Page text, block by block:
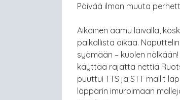
Päivää ilman muuta
Aikainen aamu laivalla,
paikallista aikaa.
syömään – kuolen
käyttää rajatta nettiä
puuttui TTS ja STT mallit
läppärin imuroimaan